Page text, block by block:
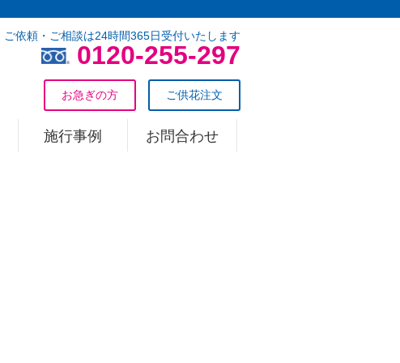
ご依頼・ご相談は24時間365日受付いたします
0120-255-297
ご供花注文
お急ぎの方
施行事例 お問合わせ